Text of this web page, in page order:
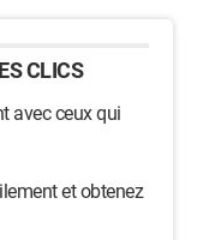
CLICS
avec ceux qui
et obtenez